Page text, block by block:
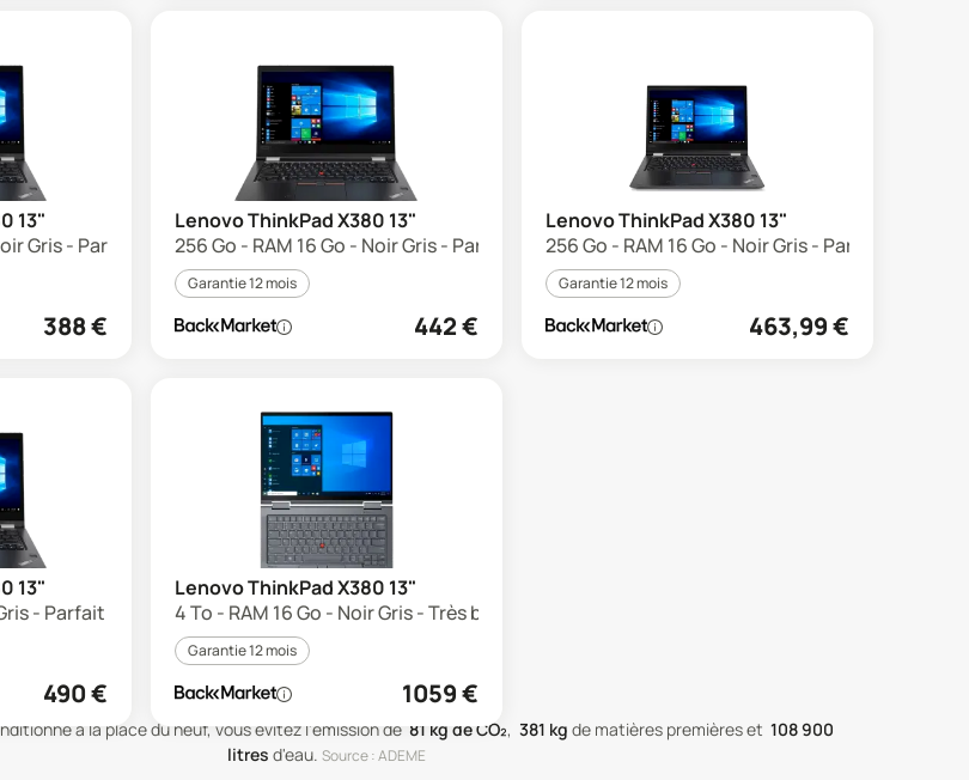
13"
Gris - Parfait état
388€
Lenovo ThinkPad X380 13"
256 Go - RAM 16 Go - Noir Gris - Parfait état
Garantie 12 mois
442€
Lenovo ThinkPad X380 13"
256 Go - RAM 16 Go - Noir Gris - Parfait état
Garantie 12 mois
463,99€
13"
- Parfait état
490€
Lenovo ThinkPad X380 13"
4 To - RAM 16 Go - Noir Gris - Très bon état
Garantie 12 mois
1059€
à la place du neuf, vous évitez l'émission de 81 kg de CO₂, 381 kg de matières premièreset 108 900
litres d'eau. Source : ADEME